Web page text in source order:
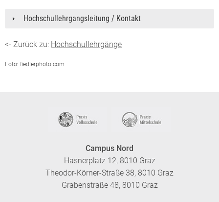
Hochschullehrgangsleitung / Kontakt
<- Zurück zu: Hochschullehrgänge
Foto: fiedlerphoto.com
Campus Nord
Hasnerplatz 12, 8010 Graz
Theodor-Körner-Straße 38, 8010 Graz
Grabenstraße 48, 8010 Graz